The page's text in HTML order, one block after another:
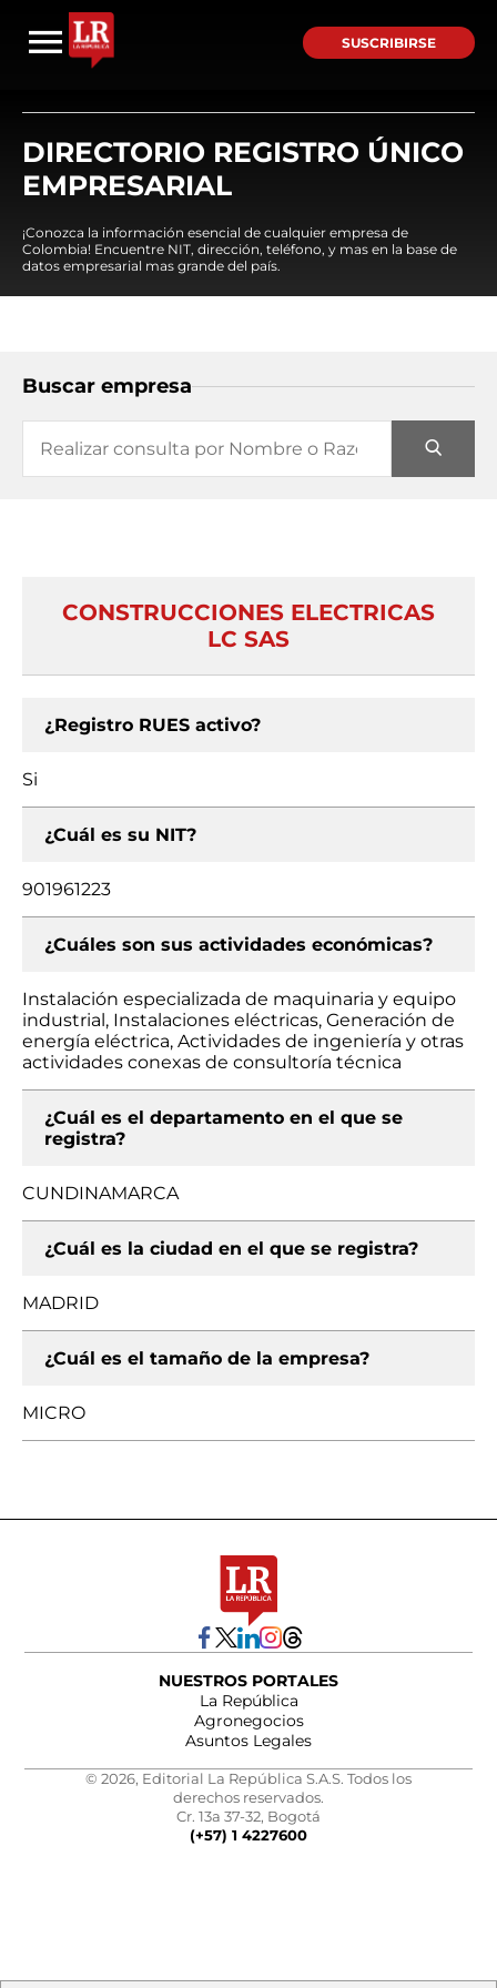
SUSCRIBIRSE
DIRECTORIO REGISTRO ÚNICO
EMPRESARIAL
¡Conozca la información esencial de cualquier empresa de
Colombia! Encuentre NIT, dirección, teléfono, y mas en la base de
datos empresarial mas grande del país.
Buscar empresa
CONSTRUCCIONES ELECTRICAS
LC SAS
¿Registro RUES activo?
Si
¿Cuál es su NIT?
901961223
¿Cuáles son sus actividades económicas?
Instalación especializada de maquinaria y equipo
industrial, Instalaciones eléctricas, Generación de
energía eléctrica, Actividades de ingeniería y otras
actividades conexas de consultoría técnica
¿Cuál es el departamento en el que se
registra?
CUNDINAMARCA
¿Cuál es la ciudad en el que se registra?
MADRID
¿Cuál es el tamaño de la empresa?
MICRO
NUESTROS PORTALES
La República
Agronegocios
Asuntos Legales
© 2026, Editorial La República S.A.S. Todos los
derechos reservados.
Cr. 13a 37-32, Bogotá
(+57) 1 4227600